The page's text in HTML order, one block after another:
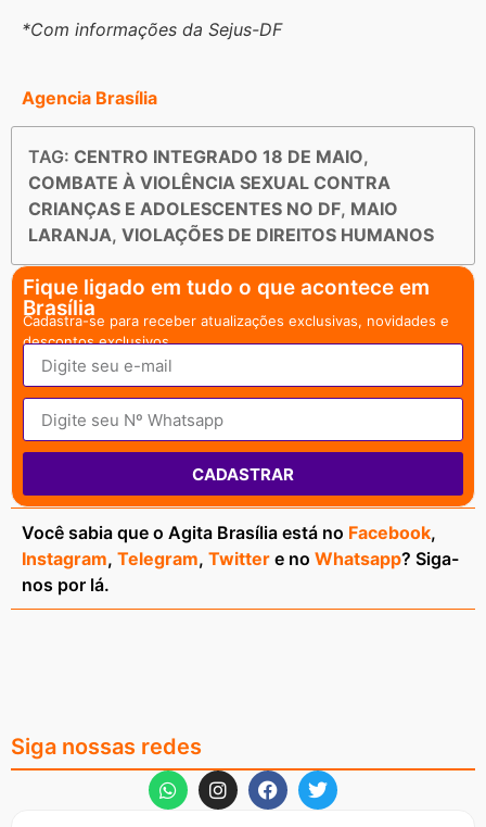
*Com informações da Sejus-DF
Agencia Brasília
TAG: CENTRO INTEGRADO 18 DE MAIO,
COMBATE À VIOLÊNCIA SEXUAL CONTRA
CRIANÇAS E ADOLESCENTES NO DF, MAIO
LARANJA, VIOLAÇÕES DE DIREITOS HUMANOS
Fique ligado em tudo o que acontece em
Brasília
Cadastra-se para receber atualizações exclusivas, novidades e
descontos exclusivos.
CADASTRAR
Você sabia que o Agita Brasília está no Facebook,
Instagram, Telegram, Twitter e no Whatsapp? Siga-
nos por lá.
Siga nossas redes